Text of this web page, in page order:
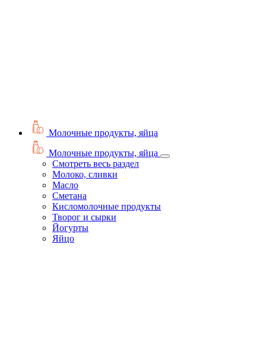
Молочные продукты, яйца
Молочные продукты, яйца
Смотреть весь раздел
Молоко, сливки
Масло
Сметана
Кисломолочные продукты
Творог и сырки
Йогурты
Яйцо